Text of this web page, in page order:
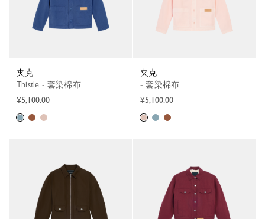
夹克
Thistle - 套染棉布
¥5,100.00
夹克
- 套染棉布
¥5,100.00